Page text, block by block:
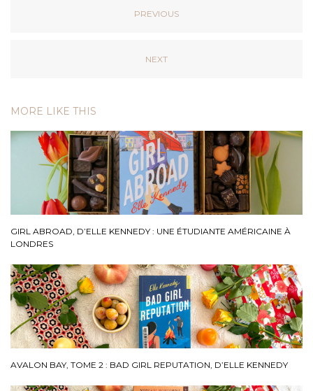
PREVIOUS
NEXT
MORE LIKE THIS
GIRL ABROAD, D’ELLE KENNEDY : UNE ÉTUDIANTE AMÉRICAINE À
LONDRES
AVALON BAY, TOME 2 : BAD GIRL REPUTATION, D’ELLE KENNEDY